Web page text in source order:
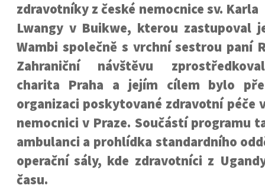
zdravotníky z české nemocnice sv. Karla
Lwangy v Buikwe, kterou zastupoval
Wambi společně s vrchní sestrou paní
Zahraniční návštěvu
charita Praha a jejím cílem bylo
organizaci poskytované zdravotní péče
nemocnici v Praze. Součástí programu
ambulanci a prohlídka standardního
operační sály, kde zdravotníci z
času.